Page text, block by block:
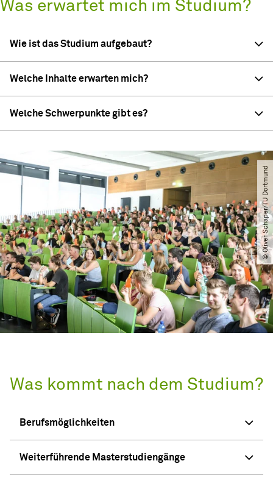
Was erwartet mich im Studium?
Wie ist das Studium aufgebaut?
Welche Inhalte erwarten mich?
Welche Schwerpunkte gibt es?
© Oliver Schaper​/​TU Dortmund
Was kommt nach dem Studium?
Berufsmöglichkeiten
Weiterführende Masterstudiengänge